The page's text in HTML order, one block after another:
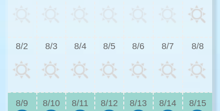
8/2 8/3 8/4 8/5 8/6 8/7 8/8
8/9 8/10 8/11 8/12 8/13 8/14 8/15